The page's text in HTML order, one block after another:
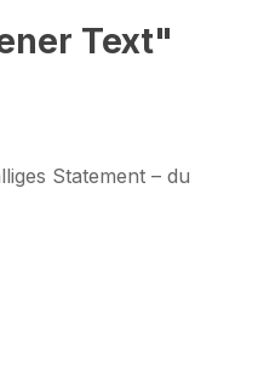
Text"
Statement – du